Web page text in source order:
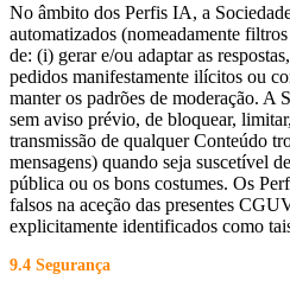
No âmbito dos Perfis IA, a
automatizados (nomeadamente
de: (i) gerar e/ou adaptar as
pedidos manifestamente ilícitos ou
manter os padrões de moderação. A
sem aviso prévio, de bloquear,
transmissão de qualquer Conteúdo
mensagens) quando seja suscetível
pública ou os bons costumes. Os
falsos na aceção das presentes
explicitamente identificados como
9.4 Segurança